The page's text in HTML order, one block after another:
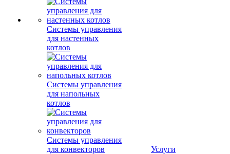
Системы управления
для настенных
котлов
Системы управления
для напольных
котлов
Системы управления
для конвекторов
Услуги